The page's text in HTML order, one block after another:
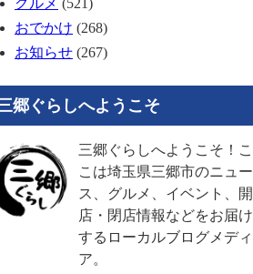
グルメ (521)
おでかけ (268)
お知らせ (267)
郷ぐらしへようこそ
三郷ぐらしへようこそ！こ
こは埼玉県三郷市のニュー
ス、グルメ、イベント、開
店・閉店情報などをお届け
するローカルブログメディ
ア。